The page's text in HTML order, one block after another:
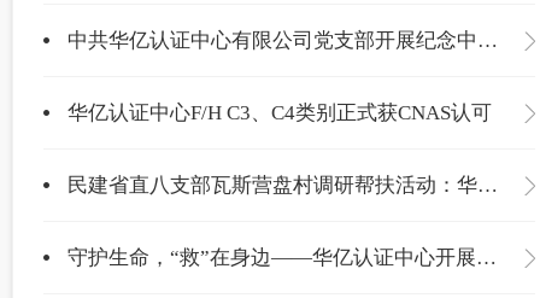
中共华亿认证中心有限公司党支部开展纪念中国共产党成立105周年主题党日活动
华亿认证中心F/H C3、C4类别正式获CNAS认可
民建省直八支部瓦斯营盘村调研帮扶活动：华亿认证中心爱心捐赠温暖校园
守护生命，“救”在身边——华亿认证中心开展应急救护专项培训